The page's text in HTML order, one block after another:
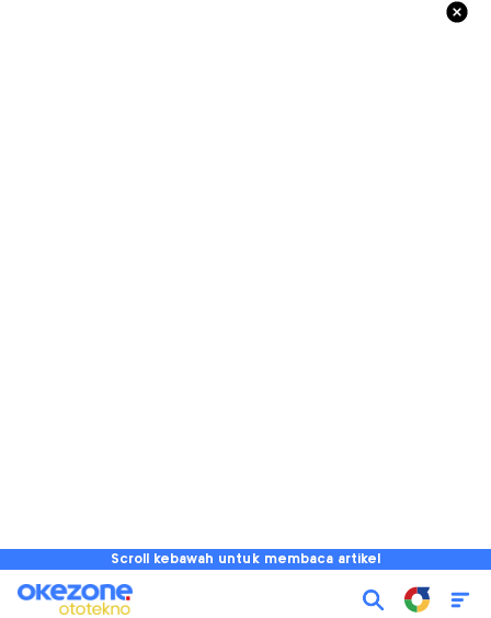
Scroll kebawah untuk membaca artikel